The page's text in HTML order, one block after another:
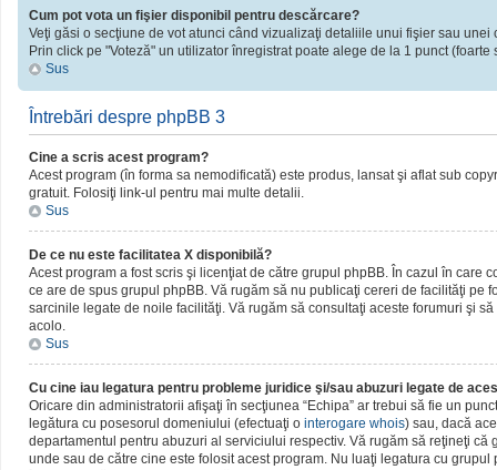
Cum pot vota un fişier disponibil pentru descărcare?
Veţi găsi o secţiune de vot atunci când vizualizaţi detaliile unui fişier sau unei
Prin click pe "Voteză" un utilizator înregistrat poate alege de la 1 punct
Sus
Întrebări despre phpBB 3
Cine a scris acest program?
Acest program (în forma sa nemodificată) este produs, lansat şi aflat sub
gratuit. Folosiţi link-ul pentru mai multe detalii.
Sus
De ce nu este facilitatea X disponibilă?
Acest program a fost scris şi licenţiat de către grupul phpBB. În cazul în care
ce are de spus grupul phpBB. Vă rugăm să nu publicaţi cereri de facilităţi
sarcinile legate de noile facilităţi. Vă rugăm să consultaţi aceste forumuri şi
acolo.
Sus
Cu cine iau legatura pentru probleme juridice şi/sau abuzuri legate de
Oricare din administratorii afişaţi în secţiunea “Echipa” ar trebui să fie un
legătura cu posesorul domeniului (efectuaţi o interogare whois) sau, dacă
departamentul pentru abuzuri al serviciului respectiv. Vă rugăm să reţineţi că
unde sau de către cine este folosit acest program. Nu luaţi legatura cu